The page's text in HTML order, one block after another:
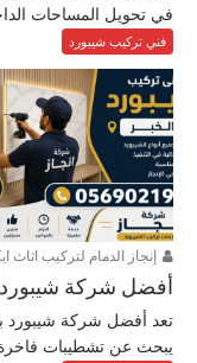
في تحويل المساحات
فني تركيب شيبورد
إنجاز الدمام لتركيب اثاث
أفضل شركة شيبورد
تعد أفضل شركة شيبورد
يبحث عن تشطيبات